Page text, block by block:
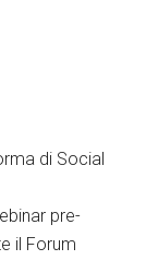
di Social
pre-
il Forum